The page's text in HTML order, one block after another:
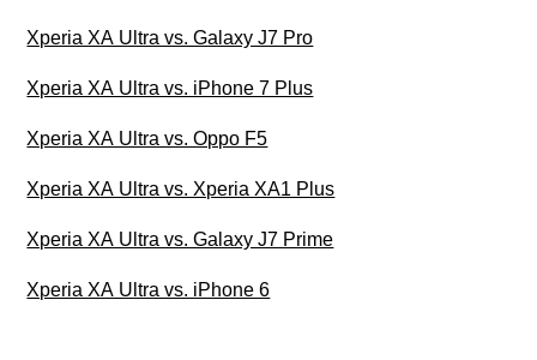
Xperia XA Ultra vs. Galaxy J7 Pro
Xperia XA Ultra vs. iPhone 7 Plus
Xperia XA Ultra vs. Oppo F5
Xperia XA Ultra vs. Xperia XA1 Plus
Xperia XA Ultra vs. Galaxy J7 Prime
Xperia XA Ultra vs. iPhone 6